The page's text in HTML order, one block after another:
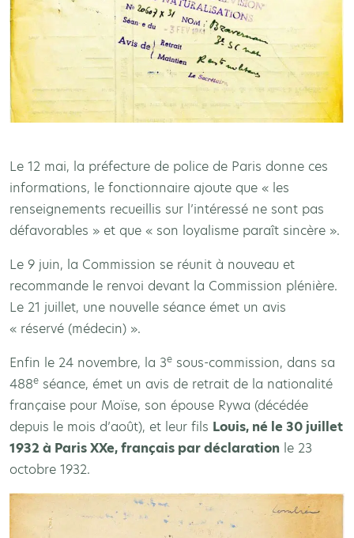
Le 12 mai, la préfecture de police de Paris donne ces
informations, le fonctionnaire ajoute que « les
renseignements recueillis sur l’intéressé ne sont pas
défavorables » et que « son loyalisme paraît sincère ».
Le 9 juin, la Commission se réunit à nouveau et
recommande le renvoi devant la Commission plénière.
Le 21 juillet, une nouvelle séance émet un avis
« réservé (médecin) ».
Enfin le 24 novembre, la 3e sous-commission, dans sa
488e séance, émet un avis de retrait de la nationalité
française pour Moïse, son épouse Rywa (décédée
depuis le mois d’août), et leur fils Louis, né le 30 juillet
1932 à Paris XXe, français par déclaration le 23
octobre 1932.